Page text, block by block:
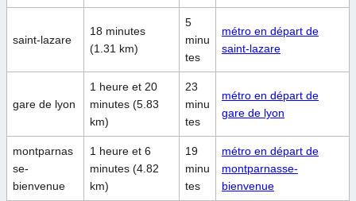
saint-lazare
18 minutes
(1.31 km)
5
minu
tes
métro en départ de
saint-lazare
gare de lyon
1 heure et 20
minutes (5.83
km)
23
minu
tes
métro en départ de
gare de lyon
montparnas
se-
bienvenue
1 heure et 6
minutes (4.82
km)
19
minu
tes
métro en départ de
montparnasse-
bienvenue